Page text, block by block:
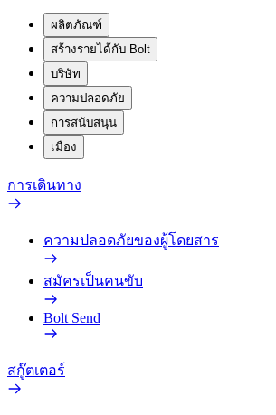
ผลิตภัณฑ์
สร้างรายได้กับ Bolt
บริษัท
ความปลอดภัย
การสนับสนุน
เมือง
การเดินทาง
ความปลอดภัยของผู้โดยสาร
สมัครเป็นคนขับ
Bolt Send
สกู๊ตเตอร์